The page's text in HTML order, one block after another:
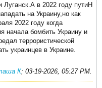
Луганск.А в 2022 году путиН
на Украину,но как
2022 году когда
начала бомбить Украину и
террористической
украинцев в Украине.
К; 03-19-2026, 05:27 PM.